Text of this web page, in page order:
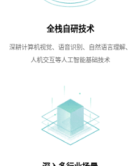
全栈自研技术
深耕计算机视觉、语音识别、自然语言理解、
人机交互等人工智能基础技术